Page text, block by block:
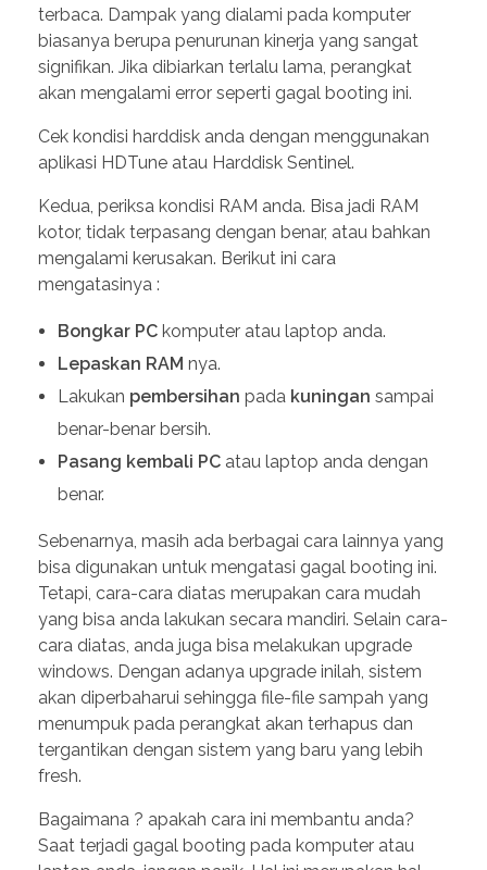
terbaca. Dampak yang dialami pada komputer
biasanya berupa penurunan kinerja yang sangat
signifikan. Jika dibiarkan terlalu lama, perangkat
akan mengalami error seperti gagal booting ini.
Cek kondisi harddisk anda dengan menggunakan
aplikasi HDTune atau Harddisk Sentinel.
Kedua, periksa kondisi RAM anda. Bisa jadi RAM
kotor, tidak terpasang dengan benar, atau bahkan
mengalami kerusakan. Berikut ini cara
mengatasinya :
Bongkar PCkomputer atau laptop anda.
Lepaskan RAM nya.
Lakukan pembersihan pada kuningan sampai
benar-benar bersih.
Pasang kembali PCatau laptop anda dengan
benar.
Sebenarnya, masih ada berbagai cara lainnya yang
bisa digunakan untuk mengatasi gagal booting ini.
Tetapi, cara-cara diatas merupakan cara mudah
yang bisa anda lakukan secara mandiri. Selain cara-
cara diatas, anda juga bisa melakukan upgrade
windows. Dengan adanya upgrade inilah, sistem
akan diperbaharui sehingga file-file sampah yang
menumpuk pada perangkat akan terhapus dan
tergantikan dengan sistem yang baru yang lebih
fresh.
Bagaimana ? apakah cara ini membantu anda?
Saat terjadi gagal booting pada komputer atau